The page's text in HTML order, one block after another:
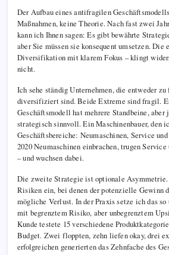
Der Aufbau eines antifragilen
Maßnahmen, keine Theorie. Nach fast zwei
kann ich Ihnen sagen: Es gibt bewährte
aber Sie müssen sie konsequent umsetzen. Die
Diversifikation mit klarem Fokus – klingt
nicht.
Ich sehe ständig Unternehmen, die entweder zu
diversifiziert sind. Beide Extreme sind fragil.
Geschäftsmodell hat mehrere Standbeine,
strategisch sinnvoll. Ein Maschinenbauer, den
Geschäftsbereiche: Neumaschinen, Service
2020 Neumaschinen einbrachen, trugen
– und wuchsen dabei.
Die zweite Strategie ist optionale Asymmetrie.
Risiken ein, bei denen der potenzielle Gewinn
mögliche Verlust. In der Praxis setze ich das
mit begrenztem Risiko, aber unbegrenztem
Kunde testete 15 verschiedene
Budget. Zwei floppten, zehn liefen okay, drei
erfolgreichen generierten das Zehnfache des